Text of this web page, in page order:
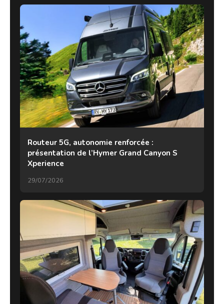
Routeur 5G, autonomie renforcée :
présentation de l’Hymer Grand Canyon S
Xperience
29/07/2026